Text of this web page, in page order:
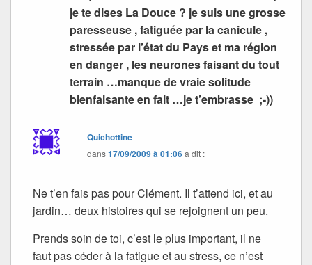
je te dises La Douce ? je suis une grosse
paresseuse , fatiguée par la canicule ,
stressée par l’état du Pays et ma région
en danger , les neurones faisant du tout
terrain …manque de vraie solitude
bienfaisante en fait …je t’embrasse ;-))
Quichottine
dans17/09/2009 à 01:06a dit :
Ne t’en fais pas pour Clément. Il t’attend ici, et au
jardin… deux histoires qui se rejoignent un peu.
Prends soin de toi, c’est le plus important, il ne
faut pas céder à la fatigue et au stress, ce n’est